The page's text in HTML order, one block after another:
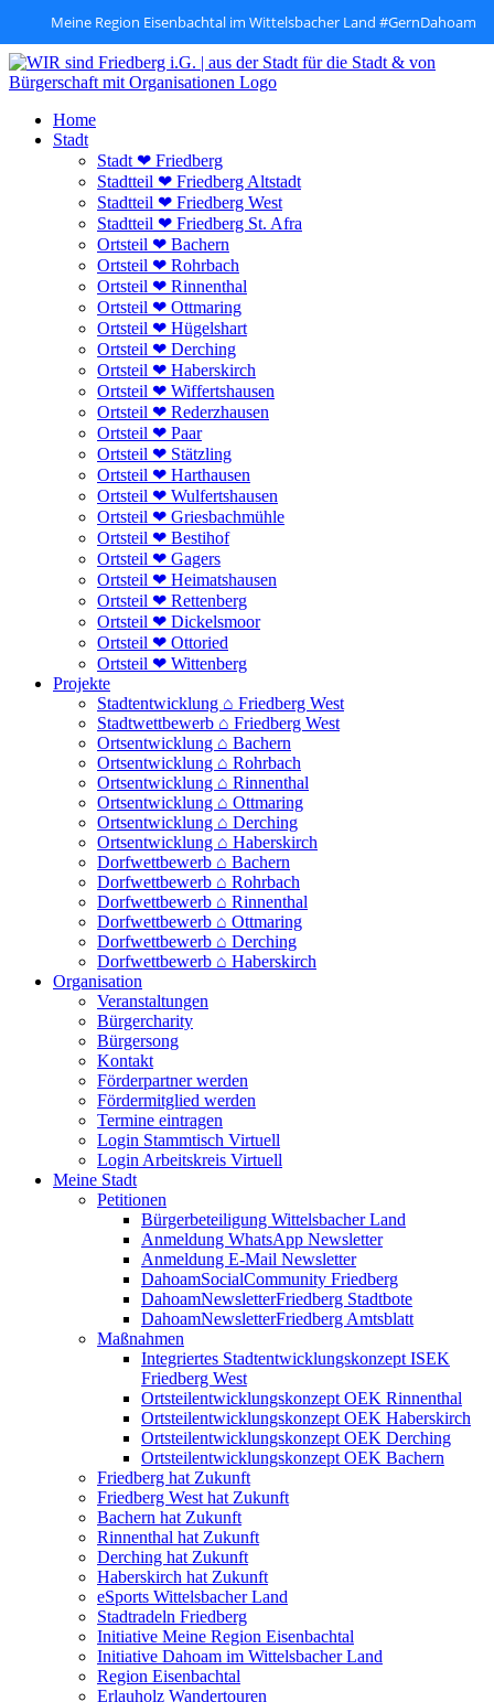
Meine Region Eisenbachtal im Wittelsbacher Land #GernDahoam
Zum
Inhalt
Home
Stadt
Stadt ❤ Friedberg
Stadtteil ❤ Friedberg Altstadt
Stadtteil ❤ Friedberg West
Stadtteil ❤ Friedberg St. Afra
Ortsteil ❤ Bachern
Ortsteil ❤ Rohrbach
Ortsteil ❤ Rinnenthal
Ortsteil ❤ Ottmaring
Ortsteil ❤ Hügelshart
Ortsteil ❤ Derching
Ortsteil ❤ Haberskirch
Ortsteil ❤ Wiffertshausen
Ortsteil ❤ Rederzhausen
Ortsteil ❤ Paar
Ortsteil ❤ Stätzling
Ortsteil ❤ Harthausen
Ortsteil ❤ Wulfertshausen
Ortsteil ❤ Griesbachmühle
Ortsteil ❤ Bestihof
Ortsteil ❤ Gagers
Ortsteil ❤ Heimatshausen
Ortsteil ❤ Rettenberg
Ortsteil ❤ Dickelsmoor
Ortsteil ❤ Ottoried
Ortsteil ❤ Wittenberg
Projekte
Stadtentwicklung ⌂ Friedberg West
Stadtwettbewerb ⌂ Friedberg West
Ortsentwicklung ⌂ Bachern
Ortsentwicklung ⌂ Rohrbach
Ortsentwicklung ⌂ Rinnenthal
Ortsentwicklung ⌂ Ottmaring
Ortsentwicklung ⌂ Derching
Ortsentwicklung ⌂ Haberskirch
Dorfwettbewerb ⌂ Bachern
Dorfwettbewerb ⌂ Rohrbach
Dorfwettbewerb ⌂ Rinnenthal
Dorfwettbewerb ⌂ Ottmaring
Dorfwettbewerb ⌂ Derching
Dorfwettbewerb ⌂ Haberskirch
Organisation
Veranstaltungen
Bürgercharity
Bürgersong
Kontakt
Förderpartner werden
Fördermitglied werden
Termine eintragen
Login Stammtisch Virtuell
Login Arbeitskreis Virtuell
Meine Stadt
Petitionen
Bürgerbeteiligung Wittelsbacher Land
Anmeldung WhatsApp Newsletter
Anmeldung E-Mail Newsletter
DahoamSocialCommunity Friedberg
DahoamNewsletterFriedberg Stadtbote
DahoamNewsletterFriedberg Amtsblatt
Maßnahmen
Integriertes Stadtentwicklungskonzept ISEK
Friedberg West
Ortsteilentwicklungskonzept OEK Rinnenthal
Ortsteilentwicklungskonzept OEK Haberskirch
Ortsteilentwicklungskonzept OEK Derching
Ortsteilentwicklungskonzept OEK Bachern
Friedberg hat Zukunft
Friedberg West hat Zukunft
Bachern hat Zukunft
Rinnenthal hat Zukunft
Derching hat Zukunft
Haberskirch hat Zukunft
eSports Wittelsbacher Land
Stadtradeln Friedberg
Initiative Meine Region Eisenbachtal
Initiative Dahoam im Wittelsbacher Land
Region Eisenbachtal
Erlauholz Wandertouren